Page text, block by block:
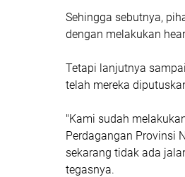
Sehingga sebutnya,
dengan melakukan
Tetapi lanjutnya
telah mereka
"Kami sudah
Perdagangan Provinsi
sekarang tidak ada
tegasnya.